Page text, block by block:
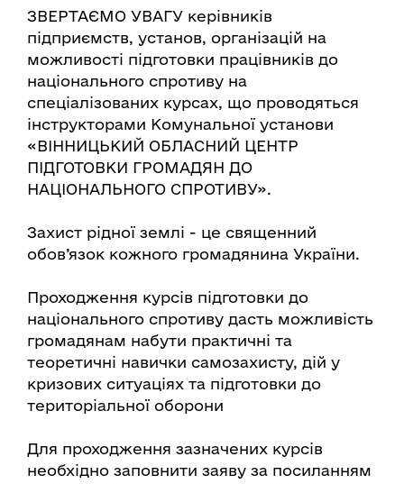
ЗВЕРТАЄМО УВАГУ керівників
підприємств, установ, організацій на
можливості підготовки працівників до
національного спротиву на
спеціалізованих курсах, що проводяться
інструкторами Комунальної установи
«ВІННИЦЬКИЙ ОБЛАСНИЙ ЦЕНТР
ПІДГОТОВКИ ГРОМАДЯН ДО
НАЦІОНАЛЬНОГО СПРОТИВУ».
Захист рідної землі - це священний
обов’язок кожного громадянина України.
Проходження курсів підготовки до
національного спротиву дасть можливість
громадянам набути практичні та
теоретичні навички самозахисту, дій у
кризових ситуаціях та підготовки до
територіальної оборони
Для проходження зазначених курсів
необхідно заповнити заяву за посиланням